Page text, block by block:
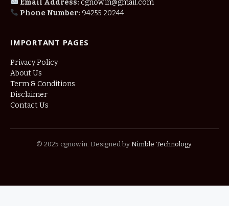
Email Address: cgnow.in@gmail.com
Phone Number: 94255 20244
IMPORTANT PAGES
Privacy Policy
About Us
Term & Conditions
Disclaimer
Contact Us
© 2025 cgnow.in. Designed by Nimble Technology.